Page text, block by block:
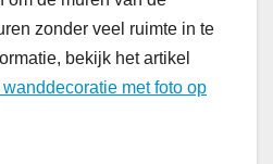
zonder veel ruimte in te
bekijk het artikel
met foto op